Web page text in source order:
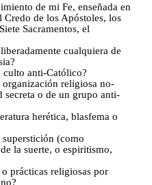
de mi Fe, enseñada en
Credo de los Apóstoles, los
Sacramentos, el
cualquiera de
culto anti-Católico?
religiosa no-
secreta o de un grupo anti-
herética, blasfema o
(como
la suerte, o espiritismo,
prácticas religiosas por